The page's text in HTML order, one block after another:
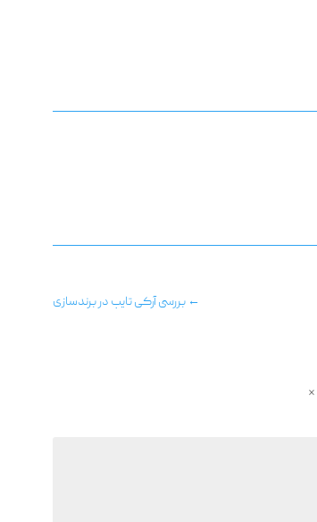
←بررسی آرکی تایپ در برندسازی
*